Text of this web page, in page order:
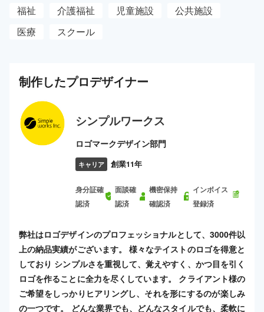
福祉 介護福祉 児童施設
公共施設
医療
スクール
制作したプロデザイナー
シンプルワークス
ロゴマークデザイン部門
キャリア 創業11年
身分証確
認済
面談確
認済
機密保持
確認済
インボイス
登録済
弊社はロゴデザインのプロフェッショナルとして、3000件以
上の納品実績がございます。 様々なテイストのロゴを得意と
しており シンプルさを重視して、覚えやすく、かつ目を引く
ロゴを作ることに全力を尽くしています。 クライアント様の
ご希望をしっかりヒアリングし、それを形にするのが楽しみ
の一つです。 どんな業界でも、どんなスタイルでも、柔軟に